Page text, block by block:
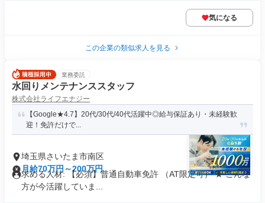
気になる
この企業の類似求人を見る
業務委託
水回りメンテナンススタッフ
株式会社ライフエナジー
【Google★4.7】20代/30代/40代活躍中◎給与保証あり・未経験歓
迎！免許だけで...
埼玉県さいたま市南区
月給70万円～200万円
求める人材: 【必須】普通自動車免許 （AT限定可） ★ こんな
方が今活躍していま...